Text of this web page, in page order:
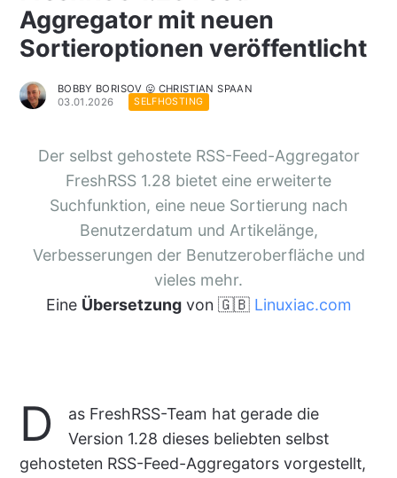
Aggregator mit neuen
Sortieroptionen veröffentlicht
BOBBY BORISOV 😛 CHRISTIAN SPAAN
03.01.2026
SELFHOSTING
Der selbst gehostete RSS-Feed-Aggregator
FreshRSS 1.28 bietet eine erweiterte
Suchfunktion, eine neue Sortierung nach
Benutzerdatum und Artikelänge,
Verbesserungen der Benutzeroberfläche und
vieles mehr.
Eine Übersetzungvon 🇬🇧 Linuxiac.com
D
as FreshRSS-Team hat gerade die
Version 1.28 dieses beliebten selbst
gehosteten RSS-Feed-Aggregators vorgestellt,